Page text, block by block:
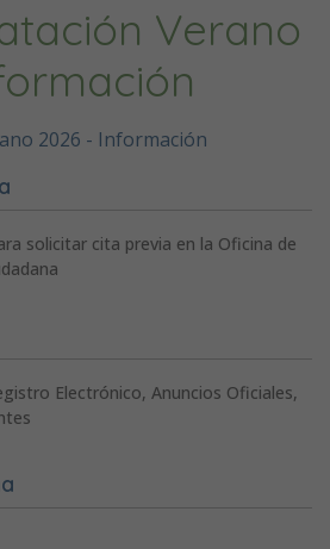
Verano
2026 - Información
solicitar cita previa en la Oficina de
Electrónico, Anuncios Oficiales,